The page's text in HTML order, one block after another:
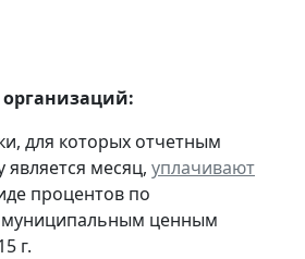
для которых отчетным
месяц, уплачивают
процентов по
муниципальным ценным
г.